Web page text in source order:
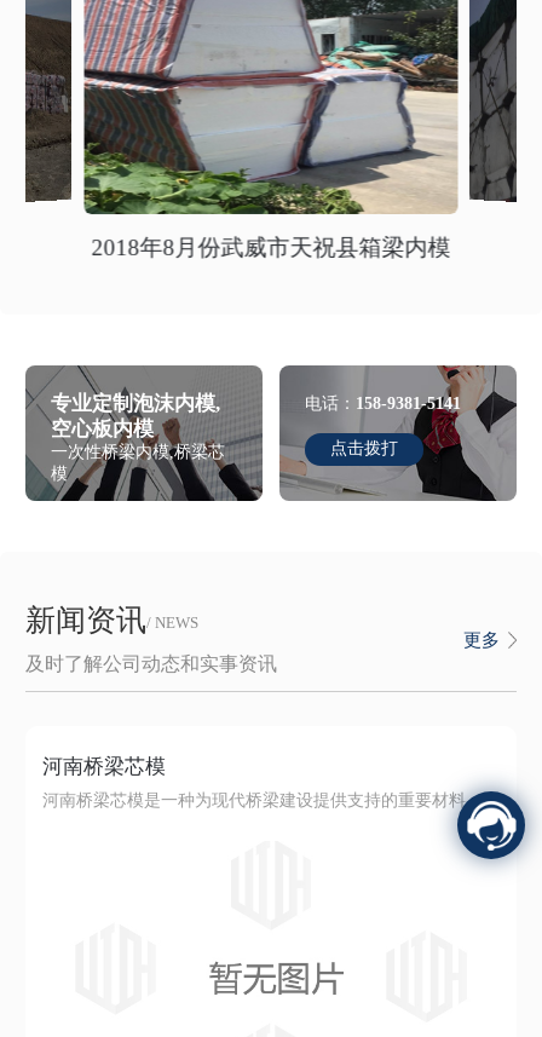
2018年8月份武威市天祝县箱梁内模
专业定制泡沫内模,
空心板内模
一次性桥梁内模,桥梁芯
模
电话： 158-9381-5141
点击拨打
新闻资讯/ NEWS
及时了解公司动态和实事资讯
更多
河南桥梁芯模
河南桥梁芯模是一种为现代桥梁建设提供支持的重要材料。其独特设计和..材料，..了桥梁的稳固和可靠性。这项技术经过多年不懈努力的研发和改进，已经成为行业内的..产品。在桥梁建设中，选用适当的芯模至关重要。河南桥梁芯模提供高度定制化的解决方案，以满足各种桥梁设计需求。其创新的设计理念和工艺技术，有效提高了施工效率，同时也降...